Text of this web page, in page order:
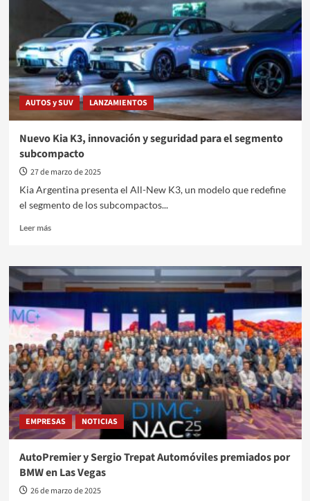
Márquez
como
protagonista
AUTOS y SUV LANZAMIENTOS
Nuevo Kia K3, innovación y seguridad para el segmento
subcompacto
27 de marzo de 2025
Kia Argentina presenta el All-New K3, un modelo que redefine
el segmento de los subcompactos...
Leer másLeer
Nuevo
Kia
K3,
y
seguridad
para
el
segmento
subcompacto
EMPRESAS NOTICIAS
AutoPremier y Sergio Trepat Automóviles premiados por
BMW en Las Vegas
26 de marzo de 2025